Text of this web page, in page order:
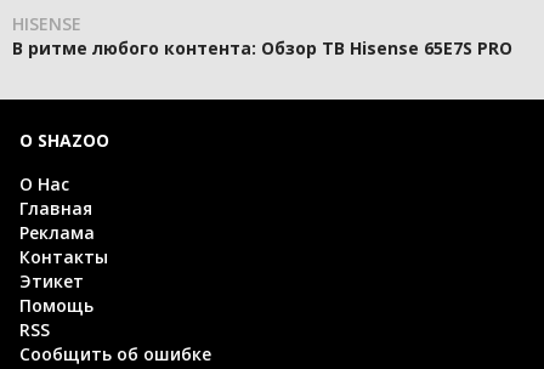
HISENSE
В ритме любого контента: Обзор ТВ Hisense 65E7S PRO
О SHAZOO
О Нас
Главная
Реклама
Контакты
Этикет
Помощь
RSS
Сообщить об ошибке